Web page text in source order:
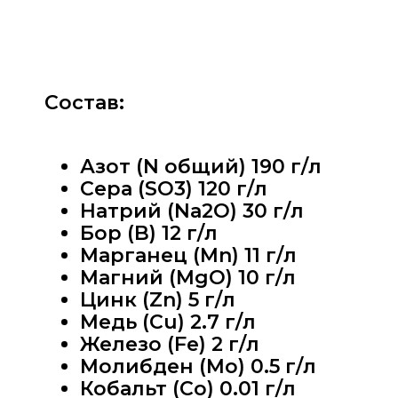
Состав:
Азот (N общий) 190 г/л
Сера (SO3) 120 г/л
Натрий (Na2O) 30 г/л
Бор (B) 12 г/л
Марганец (Mn) 11 г/л
Магний (MgO) 10 г/л
Цинк (Zn) 5 г/л
Медь (Cu) 2.7 г/л
Железо (Fe) 2 г/л
Молибден (Mo) 0.5 г/л
Кобальт (Co) 0.01 г/л